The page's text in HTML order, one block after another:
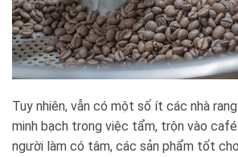
Tuy nhiên, vẫn có một số ít các nhà
minh bạch trong việc tẩm, trộn vào
người làm có tâm, các sản phẩm tốt